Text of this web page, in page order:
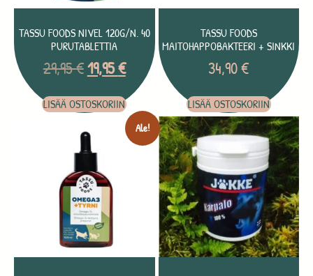
TASSU FOODS NIVEL 120G/N. 40
PURUTABLETTIA
29,95€19,95€
LISÄÄ OSTOSKORIIN
TASSU FOODS
MAITOHAPPOBAKTEERI + SINKKI
34,90€
LISÄÄ OSTOSKORIIN
Ale!